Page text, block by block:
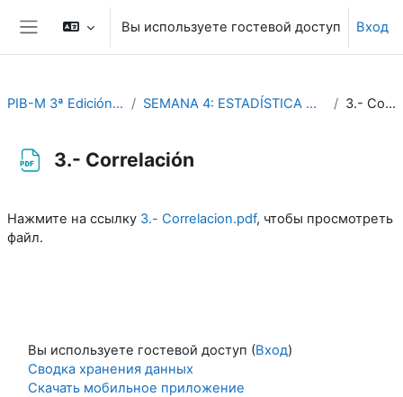
Перейти к основному содержанию
Боковая панель
Вы используете гостевой доступ Вход
PIB-M 3ª Edición (fase práctica) SEMANA 4: ESTADÍSTICA CLIMATOLÓGICA CON R 3.- Correlación
3.- Correlación
Нажмите на ссылку 3.- Correlacion.pdf, чтобы просмотреть
файл.
Вы используете гостевой доступ (Вход)
Сводка хранения данных
Скачать мобильное приложение